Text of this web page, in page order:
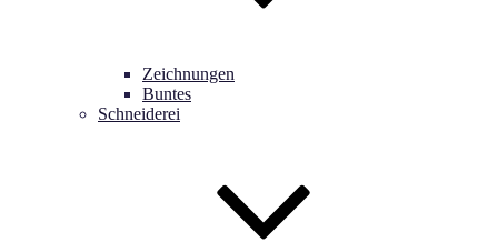
Zeichnungen
Buntes
Schneiderei